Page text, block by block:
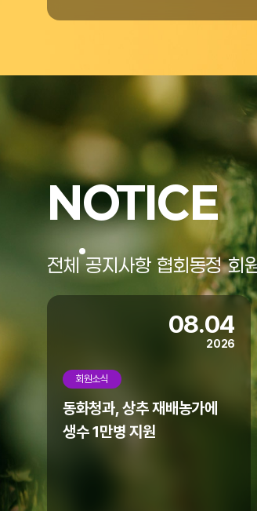
우리협회에서는 열정과 꿈으로 미래 농업을
"온라인도매시장 창업지원사업"을 아래와 같
홈페이지 리뉴얼
협회 홈페이지가 리뉴얼되었습니다.
모바일에서도 많은 이용 바랍니다.
NOTICE
전체 공지사항 협회동정 회
08.04
2026
회원소식
동화청과, 상추 재배농가에
생수 1만병 지원